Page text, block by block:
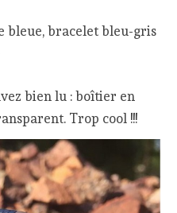
bleue, bracelet bleu-gris
bien lu : boîtier en
Trop cool !!!